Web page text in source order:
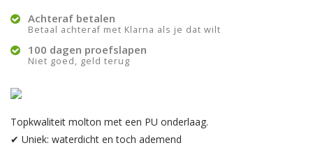
Achteraf betalen
Betaal achteraf met Klarna als je dat wilt
100 dagen proefslapen
Niet goed, geld terug
Topkwaliteit molton met een PU onderlaag.
✔ Uniek: waterdicht en toch ademend